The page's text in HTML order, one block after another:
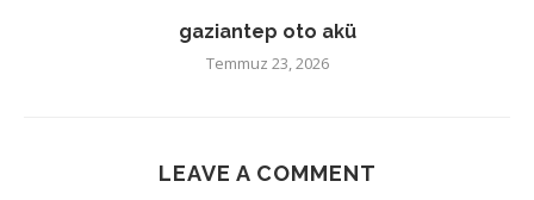
gaziantep oto akü
Temmuz 23, 2026
LEAVE A COMMENT